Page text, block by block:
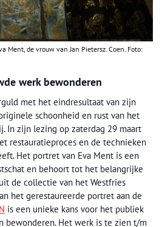
Ment, de vrouw van Jan Pietersz. Coen. Foto:
werk bewonderen
met het eindresultaat van zijn
schoonheid en rust van het
In zijn lezing op zaterdag 29 maart
restauratieproces en de technieken
Het portret van Eva Ment is een
en behoort tot het belangrijke
de collectie van het Westfries
het gerestaureerde portret aan de
is een unieke kans voor het publiek
bewonderen. Het werk is te zien t/m